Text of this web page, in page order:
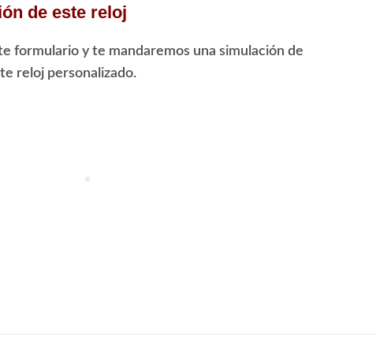
de este reloj
formulario y te mandaremos una simulación de
reloj personalizado.